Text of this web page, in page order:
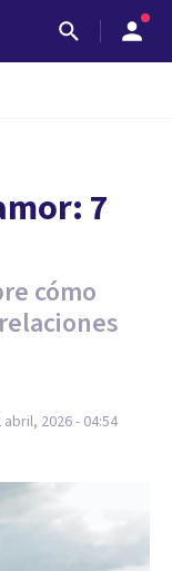
7
cómo
abril, 2026 - 04:54